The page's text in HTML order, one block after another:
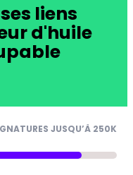
liens
d'huile
JUSQU’À 250K